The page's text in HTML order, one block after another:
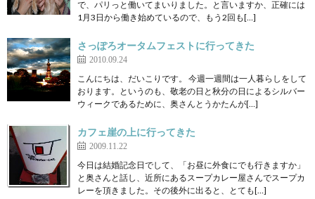
で、パリっと働いてまいりました。と言いますか、正確には
1月3日から働き始めているので、もう2回も[…]
さっぽろオータムフェストに行ってきた
2010.09.24
こんにちは、だいこりです。 今週一週間は一人暮らしをして
おります。というのも、敬老の日と秋分の日によるシルバー
ウィークであるために、奥さんとうかたんが[…]
カフェ崖の上に行ってきた
2009.11.22
今日は結婚記念日でして、「お昼に外食にでも行きますか」
と奥さんと話し、近所にあるスープカレー屋さんでスープカ
レーを頂きました。その後外に出ると、とても[…]